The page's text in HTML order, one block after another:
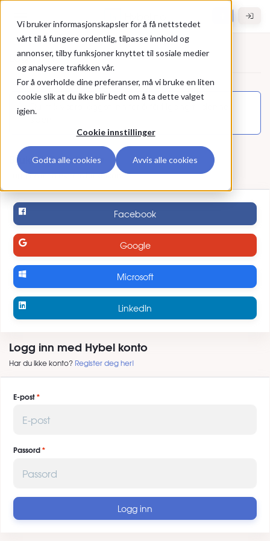
Vi bruker informasjonskapsler for å få nettstedet
vårt til å fungere ordentlig, tilpasse innhold og
annonser, tilby funksjoner knyttet til sosiale medier
og analysere trafikken vår.
For å overholde dine preferanser, må vi bruke en liten
cookie slik at du ikke blir bedt om å ta dette valget
igjen.
Cookie innstillinger
Godta alle cookies Avvis alle cookies
Logg inn
Logg inn
Bruk ekstern konto
Logg inn med ekstern brukerkonto
Facebook
Google
Microsoft
LinkedIn
Logg inn med Hybel konto
Har du ikke konto? Register deg her!
E-post
Passord
Logg inn